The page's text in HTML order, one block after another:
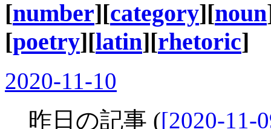
[number][category][noun
[poetry][latin][rhetoric]
2020-11-10
昨日の記事 ([2020-11-